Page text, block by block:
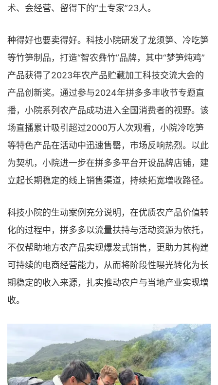
术、会经营、留得下的“土专家”23人。
种得好也要卖得好。科技小院研发了龙须笋、冷吃笋
等竹笋制品，打造“智农彝竹”品牌，其中“梦笋炖鸡”
产品获得了2023年农产品贮藏加工科技交流大会的
产品创新奖。通过参与2024年拼多多丰收节专题直
播，小院系列农产品成功进入全国消费者的视野。该
场直播累计吸引超过2000万人次观看，小院冷吃笋
等特色产品在活动中迅速售罄，市场反响热烈。以此
为契机，小院进一步在拼多多平台开设品牌店铺，建
立起长期稳定的线上销售渠道，持续拓宽增收路径。
科技小院的生动案例充分说明，在优质农产品价值转
化的过程中，拼多多以流量扶持与活动资源为依托，
不仅帮助地方农产品实现爆发式销售，更助力其构建
可持续的电商经营能力，从而将阶段性曝光转化为长
期稳定的收入来源，扎实推动农户与当地产业实现增
收。